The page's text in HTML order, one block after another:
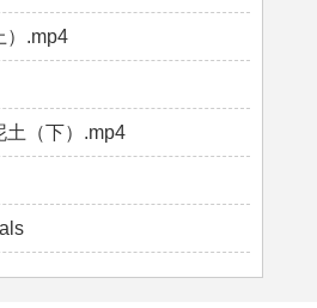
）.mp4
土（下）.mp4